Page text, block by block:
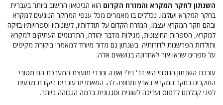
השנתון לחקר המקרא והמזרח הקדום הוא הביטאון החשוב ביותר בעברית
בחקר המקרא ועולמו. נכללים בו מאמרים מכל ענפי המחקר הנוגעים למקרא
ובהם חקר המקרא עצמו, המזרח הקדום על תולדותיו, לשונותיו וספרויותיו בזיקה
למקרא, הספרות החיצונית, מגילות מדבר יהודה, התרגומים העתיקים למקרא
ותולדות הפרשנות לדורותיה. בשנתון גם מדור מיוחד למאמרי ביקורת מקיפים
על ספרים שראו אור לאחרונה בנושאים אלה.
עורכת השנתון הנוכחי היא דר' נילי ואזנה וחברי מועצת המערכת הם מטובי
החוקרים בחקר המקרא בארץ ומחוצה לה. המאמרים עוברים ביקורת מדעית
לפני קבלתם לדפוס ועריכה לשונית וסגנונית ברמה הגבוהה ביותר.